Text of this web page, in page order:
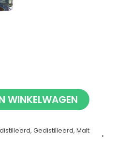
WINKELWAGEN
, Gedistilleerd, Malt